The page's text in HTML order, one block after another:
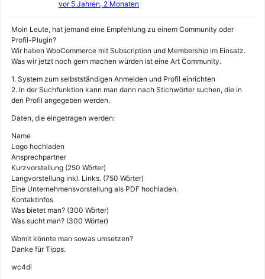
vor 5 Jahren, 2 Monaten
Moin Leute, hat jemand eine Empfehlung zu einem Community oder
Profil-Plugin?
Wir haben WooCommerce mit Subscription und Membership im Einsatz.
Was wir jetzt noch gern machen würden ist eine Art Community.
1. System zum selbstständigen Anmelden und Profil einrichten
2. In der Suchfunktion kann man dann nach Stichwörter suchen, die in
den Profil angegeben werden.
Daten, die eingetragen werden:
Name
Logo hochladen
Ansprechpartner
Kurzvorstellung (250 Wörter)
Langvorstellung inkl. Links. (750 Wörter)
Eine Unternehmensvorstellung als PDF hochladen.
Kontaktinfos
Was bietet man? (300 Wörter)
Was sucht man? (300 Wörter)
Womit könnte man sowas umsetzen?
Danke für Tipps.
wc4di